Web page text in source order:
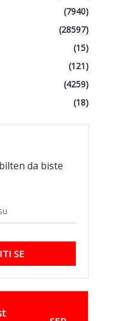
(7940)
(28597)
(15)
(121)
(4259)
(18)
da biste
SE